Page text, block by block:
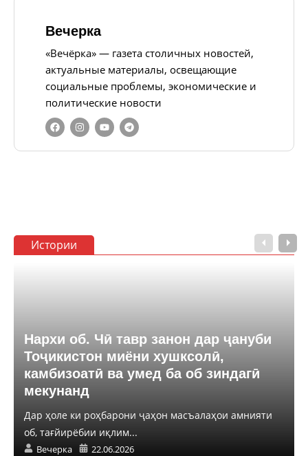
Вечерка
«Вечёрка» — газета столичных новостей,
актуальные материалы, освещающие
социальные проблемы, экономические и
политические новости
Истории
Нархи об. Чӣ тавр занон дар ҷануби
Тоҷикистон миёни хушксолӣ,
камбизоатӣ ва умед ба об зиндагӣ
мекунанд
Дар ҳоле ки роҳбарони ҷаҳон масъалаҳои амнияти
об, тағйирёбии иқлим...
Вечерка 22.06.2026